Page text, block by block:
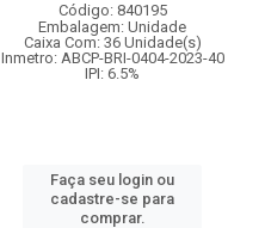
Código: 840195
Embalagem: Unidade
Caixa Com: 36 Unidade(s)
Inmetro: ABCP-BRI-0404-2023-40
IPI: 6.5%
Faça seu login ou
cadastre-se para
comprar.